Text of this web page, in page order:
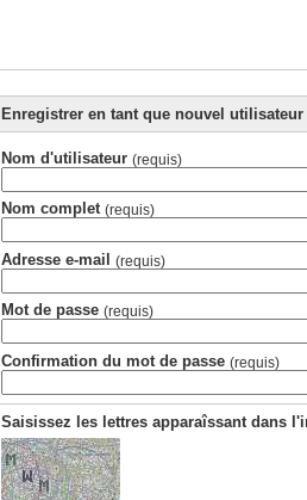
Enregistrer en tant que nouvel utilisateur
Nom d'utilisateur (requis)
Nom complet (requis)
Adresse e-mail (requis)
Mot de passe (requis)
Confirmation du mot de passe (requis)
Saisissez les lettres apparaîssant dans